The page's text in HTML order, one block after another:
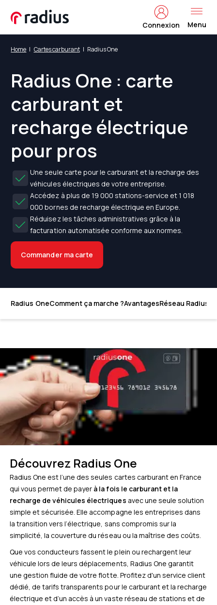
Connexion Menu
Home Cartes carburant Radius One
Radius One : carte
carburant et
recharge électrique
pour pros
Une seule carte pour le carburant et la recharge des
véhicules électriques de votre entreprise.
Accédez à plus de 19 000 stations-service et 1 018
000 bornes de recharge électrique en Europe.
Réduisez les tâches administratives grâce à la
facturation automatisée conforme aux normes.
Commander ma carte
Radius OneComment ça marche ?AvantagesRéseau Radius
Découvrez Radius One
Radius One est l’une des seules cartes carburant en France
qui vous permet de payer à la fois le carburant et la
recharge de véhicules électriques avec une seule solution
simple et sécurisée. Elle accompagne les entreprises dans
la transition vers l’électrique, sans compromis sur la
simplicité, la couverture du réseau ou la maîtrise des coûts.
Que vos conducteurs fassent le plein ou rechargent leur
véhicule lors de leurs déplacements, Radius One garantit
une gestion fluide de votre flotte. Profitez d'un service client
dédié, de tarifs transparents pour le carburant et la recharge
électrique et d’un accès à un vaste réseau de stations et de